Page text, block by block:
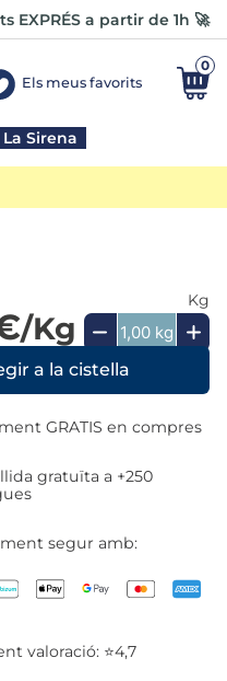
EXPRÉS a partir de 1h 🚀
Els meus favorits
0
La Sirena
/Kg
Kg
GRATIS en compres
gratuïta a +250
segur amb:
valoració: ⭐4,7